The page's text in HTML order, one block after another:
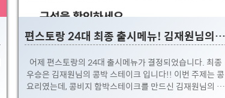
편스토랑 24대 최종 출시메뉴! 김재원님의 콩박 스테이크~
어제 편스토랑의 24대 출시메뉴가 결정되었습니다. 최종
우승은 김재원님의 콩박 스테이크 입니다!! 이번 주제는 콩
요리였는데, 콩비지 함박스테이크를 만드신 김재원님의 제